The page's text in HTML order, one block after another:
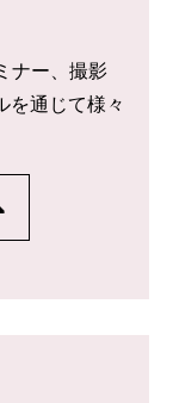
ナー、撮影
を通じて様々